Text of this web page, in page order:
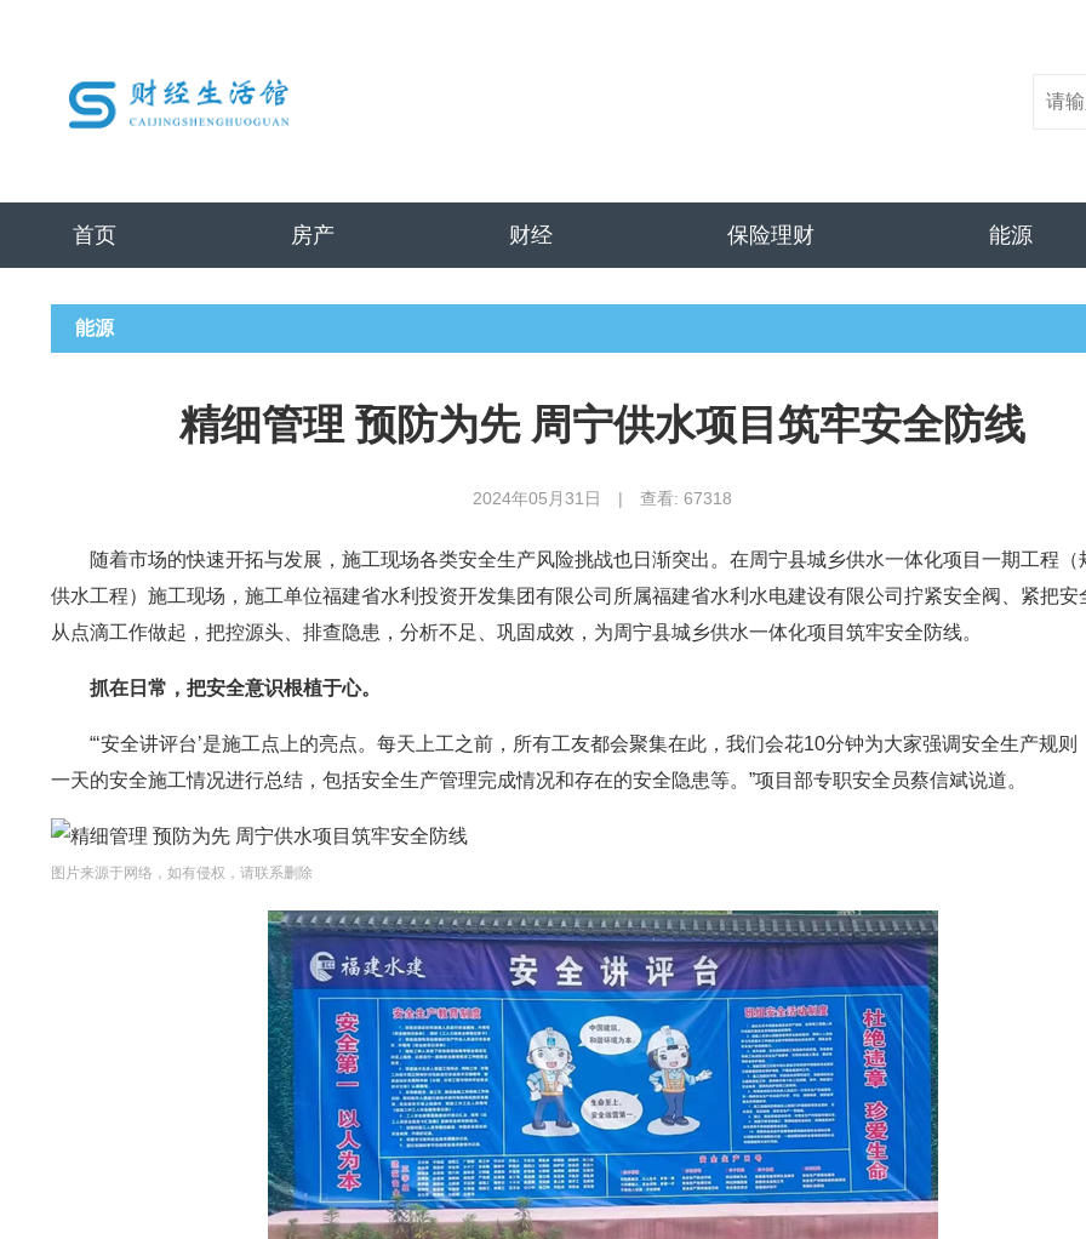
首页 房产 财经 保险理财 能源
能源
精细管理 预防为先 周宁供水项目筑牢安全防线
2024年05月31日 | 查看: 67318
随着市场的快速开拓与发展，施工现场各类安全生产风险挑战也日渐突出。在周宁县城乡供水一体化项目一期工程（
供水工程）施工现场，施工单位福建省水利投资开发集团有限公司所属福建省水利水电建设有限公司拧紧安全阀、紧把安
从点滴工作做起，把控源头、排查隐患，分析不足、巩固成效，为周宁县城乡供水一体化项目筑牢安全防线。
抓在日常，把安全意识根植于心。
“‘安全讲评台’是施工点上的亮点。每天上工之前，所有工友都会聚集在此，我们会花10分钟为大家强调安全生产规则
一天的安全施工情况进行总结，包括安全生产管理完成情况和存在的安全隐患等。”项目部专职安全员蔡信斌说道。
图片来源于网络，如有侵权，请联系删除